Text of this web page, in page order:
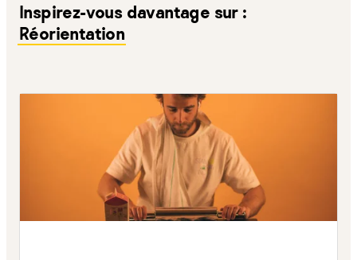
Inspirez-vous davantage sur :
Réorientation